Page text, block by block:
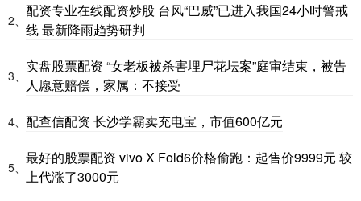
2、
配资专业在线配资炒股 台风“巴威”已进入我国24小时警戒
线 最新降雨趋势研判
3、
实盘股票配资 “女老板被杀害埋尸花坛案”庭审结束，被告
人愿意赔偿，家属：不接受
4、 配查信配资 长沙学霸卖充电宝，市值600亿元
5、
最好的股票配资 vivo X Fold6价格偷跑：起售价9999元 较
上代涨了3000元